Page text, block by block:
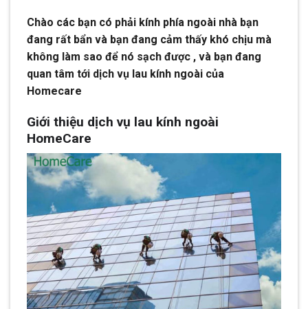
Chào các bạn có phải kính phía ngoài nhà bạn
đang rất bẩn và bạn đang cảm thấy khó chịu mà
không làm sao để nó sạch được , và bạn đang
quan tâm tới dịch vụ lau kính ngoài của
Homecare
Giới thiệu dịch vụ lau kính ngoài
HomeCare